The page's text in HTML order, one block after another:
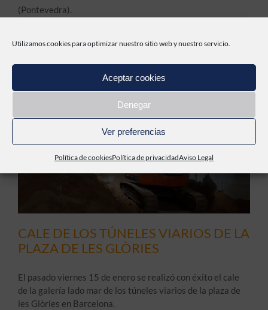
Utilizamos cookies para optimizar nuestro sitio web y nuestro servicio.
Aceptar cookies
Denegar
Ver preferencias
Política de cookiesPolítica de privacidadAviso Legal
(Pontevedra).
CALE DE LOS TÚNELES VIARIOS DE LA
PLAZA DE LES GLÒRIES
El pasado viernes 15 de enero se realizó con éxito el cale
de la galería lado mar de los túneles viarios de la plaza de
les Glòries en Barcelona.